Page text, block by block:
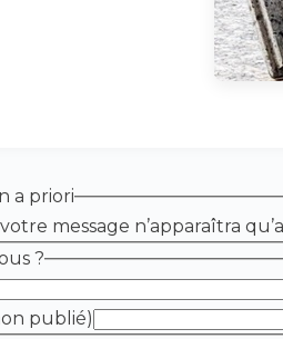
a priori
message n’apparaîtra
?
publié)